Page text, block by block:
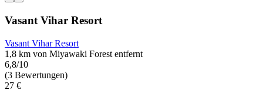
Vasant Vihar Resort
Vasant Vihar Resort
1,8 km von Miyawaki Forest entfernt
6,8/10
(3 Bewertungen)
27 €